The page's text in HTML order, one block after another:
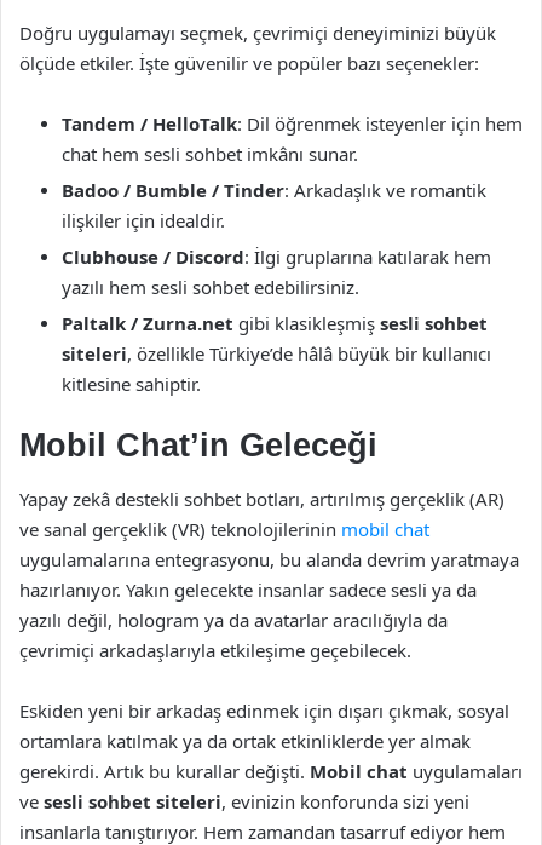
Doğru uygulamayı seçmek, çevrimiçi deneyiminizi büyük
ölçüde etkiler. İşte güvenilir ve popüler bazı seçenekler:
Tandem / HelloTalk: Dil öğrenmek isteyenler için hem
chat hem sesli sohbet imkânı sunar.
Badoo / Bumble / Tinder: Arkadaşlık ve romantik
ilişkiler için idealdir.
Clubhouse / Discord: İlgi gruplarına katılarak hem
yazılı hem sesli sohbet edebilirsiniz.
Paltalk / Zurna.net gibi klasikleşmiş sesli sohbet
siteleri, özellikle Türkiye’de hâlâ büyük bir kullanıcı
kitlesine sahiptir.
Mobil Chat’in Geleceği
Yapay zekâ destekli sohbet botları, artırılmış gerçeklik (AR)
ve sanal gerçeklik (VR) teknolojilerinin mobil chat
uygulamalarına entegrasyonu, bu alanda devrim yaratmaya
hazırlanıyor. Yakın gelecekte insanlar sadece sesli ya da
yazılı değil, hologram ya da avatarlar aracılığıyla da
çevrimiçi arkadaşlarıyla etkileşime geçebilecek.
Eskiden yeni bir arkadaş edinmek için dışarı çıkmak, sosyal
ortamlara katılmak ya da ortak etkinliklerde yer almak
gerekirdi. Artık bu kurallar değişti. Mobil chat uygulamaları
ve sesli sohbet siteleri, evinizin konforunda sizi yeni
insanlarla tanıştırıyor. Hem zamandan tasarruf ediyor hem